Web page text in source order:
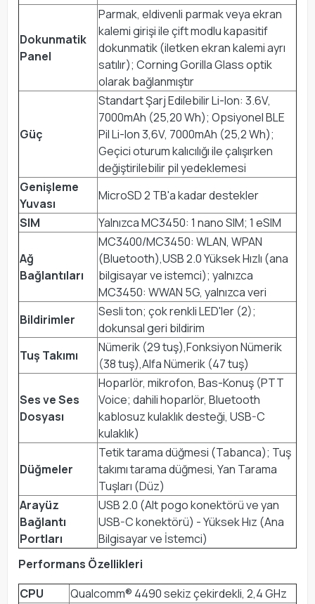
Dokunmatik
Panel
Parmak, eldivenli parmak veya ekran
kalemi girişi ile çift modlu kapasitif
dokunmatik (iletken ekran kalemi ayrı
satılır); Corning Gorilla Glass optik
olarak bağlanmıştır
Güç
Standart Şarj Edilebilir Li-Ion: 3.6V,
7000mAh (25,20 Wh); Opsiyonel BLE
Pil Li-Ion 3,6V, 7000mAh (25,2 Wh);
Geçici oturum kalıcılığı ile çalışırken
değiştirilebilir pil yedeklemesi
Genişleme
Yuvası
MicroSD 2 TB'a kadar destekler
SIM
Yalnızca MC3450: 1 nano SIM; 1 eSIM
Ağ
Bağlantıları
MC3400/MC3450: WLAN, WPAN
(Bluetooth),USB 2.0 Yüksek Hızlı (ana
bilgisayar ve istemci); yalnızca
MC3450: WWAN 5G, yalnızca veri
Bildirimler
Sesli ton; çok renkli LED'ler (2);
dokunsal geri bildirim
Tuş Takımı
Nümerik (29 tuş),Fonksiyon Nümerik
(38 tuş),Alfa Nümerik (47 tuş)
Ses ve Ses
Dosyası
Hoparlör, mikrofon, Bas-Konuş (PTT
Voice; dahili hoparlör, Bluetooth
kablosuz kulaklık desteği, USB-C
kulaklık)
Düğmeler
Tetik tarama düğmesi (Tabanca); Tuş
takımı tarama düğmesi, Yan Tarama
Tuşları (Düz)
Arayüz
Bağlantı
Portları
USB 2.0 (Alt pogo konektörü ve yan
USB-C konektörü) - Yüksek Hız (Ana
Bilgisayar ve İstemci)
Performans Özellikleri
CPU
Qualcomm® 4490 sekiz çekirdekli, 2,4 GHz